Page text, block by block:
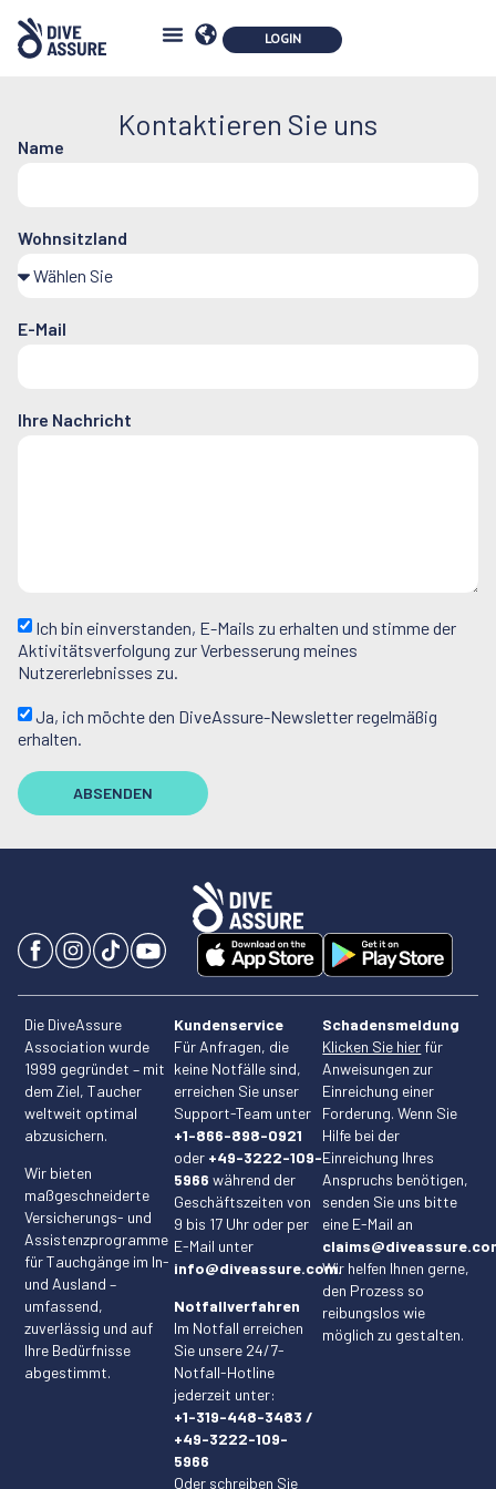
Kontaktieren Sie uns
Name
Wohnsitzland
E-Mail
Ihre Nachricht
Ich bin einverstanden, E-Mails zu erhalten und stimme der
Aktivitätsverfolgung zur Verbesserung meines
Nutzererlebnisses zu.
Ja, ich möchte den DiveAssure-Newsletter regelmäßig
erhalten.
ABSENDEN
Die DiveAssure
Association wurde
1999 gegründet – mit
dem Ziel, Taucher
weltweit optimal
abzusichern.
Wir bieten
maßgeschneiderte
Versicherungs- und
Assistenzprogramme
für Tauchgänge im In-
und Ausland –
umfassend,
zuverlässig und auf
Ihre Bedürfnisse
abgestimmt.
Kundenservice
Für Anfragen, die
keine Notfälle sind,
erreichen Sie unser
Support-Team unter
+1-866-898-0921
oder +49-3222-109-
5966 während der
Geschäftszeiten von
9 bis 17 Uhr oder per
E-Mail unter
info@diveassure.com.
Notfallverfahren
Im Notfall erreichen
Sie unsere 24/7-
Notfall-Hotline
jederzeit unter:
+1-319-448-3483 /
+49-3222-109-
5966
Oder schreiben Sie
Schadensmeldung
Klicken Sie hier für
Anweisungen zur
Einreichung einer
Forderung. Wenn Sie
Hilfe bei der
Einreichung Ihres
Anspruchs benötigen,
senden Sie uns bitte
eine E-Mail an
Wir helfen Ihnen gerne,
den Prozess so
reibungslos wie
möglich zu gestalten.